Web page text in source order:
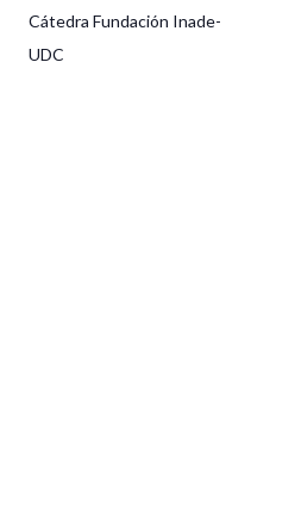
Cátedra Fundación Inade-
UDC